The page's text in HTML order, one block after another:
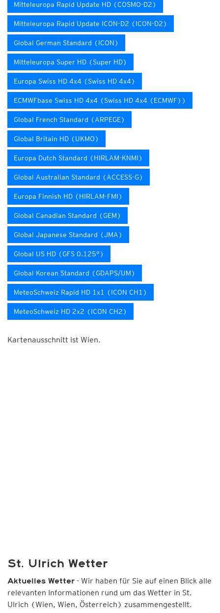
Mitteleuropa Rapid Update HD (COSMO-D2)
Mitteleuropa Rapid Update ICON-D2 (ICON-D2)
Global German Standard (ICON)
Mitteleuropa Super HD (Super HD)
Europa Swiss HD 4x4 (Swiss HD 4x4)
ECMWFbase Swiss HD 4x4 (Swiss HD 4x4 (ECMWF))
Global French Standard (ARPEGE)
Global Britain HD (UKMO)
Europa Dutch Standard (HIRLAM-KNMI)
Global Australian Standard (ACCESS-G)
Europa Finnish HD (HIRLAM-FMI)
Global Canadian Standard (GEM)
Global Japanese Standard (JMA)
Global US HD (GFS 0.125°)
Global Korean Standard (GDAPS/UM)
MeteoSchweiz Rapid HD 1x1 (ICON CH1)
MeteoSchweiz HD 2x2 (ICON CH2)
Kartenausschnitt ist Wien.
St. Ulrich Wetter
Aktuelles Wetter - Wir haben für Sie auf einen Blick alle
relevanten Informationen rund um das Wetter in St.
Ulrich (Wien, Wien, Österreich) zusammengestellt.